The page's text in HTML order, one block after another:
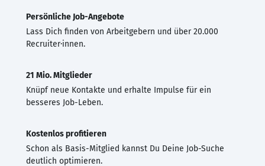
Persönliche Job-Angebote
Lass Dich finden von Arbeitgebern und über 20.000
Recruiter·innen.
21 Mio. Mitglieder
Knüpf neue Kontakte und erhalte Impulse für ein
besseres Job-Leben.
Kostenlos profitieren
Schon als Basis-Mitglied kannst Du Deine Job-Suche
deutlich optimieren.